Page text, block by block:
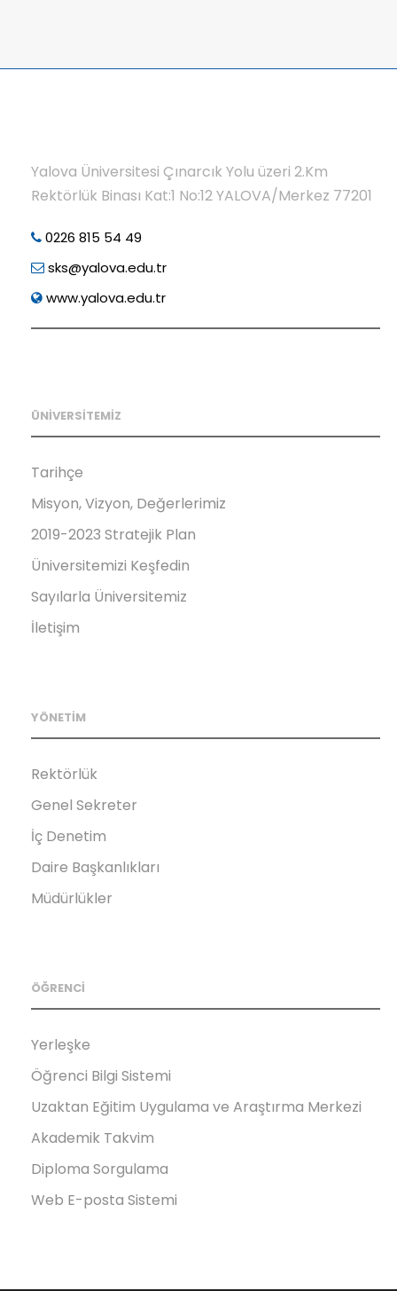
Yalova Üniversitesi Çınarcık Yolu üzeri 2.Km
Rektörlük Binası Kat:1 No:12 YALOVA/Merkez 77201
0226 815 54 49
sks@yalova.edu.tr
www.yalova.edu.tr
ÜNİVERSİTEMİZ
Tarihçe
Misyon, Vizyon, Değerlerimiz
2019-2023 Stratejik Plan
Üniversitemizi Keşfedin
Sayılarla Üniversitemiz
İletişim
YÖNETİM
Rektörlük
Genel Sekreter
İç Denetim
Daire Başkanlıkları
Müdürlükler
ÖĞRENCİ
Yerleşke
Öğrenci Bilgi Sistemi
Uzaktan Eğitim Uygulama ve Araştırma Merkezi
Akademik Takvim
Diploma Sorgulama
Web E-posta Sistemi